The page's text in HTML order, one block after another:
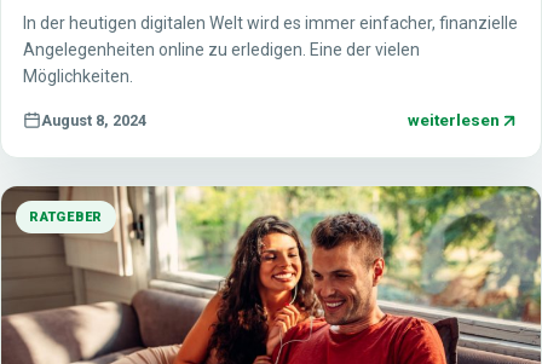
In der heutigen digitalen Welt wird es immer einfacher, finanzielle
Angelegenheiten online zu erledigen. Eine der vielen
Möglichkeiten.
August 8, 2024 weiterlesen
RATGEBER